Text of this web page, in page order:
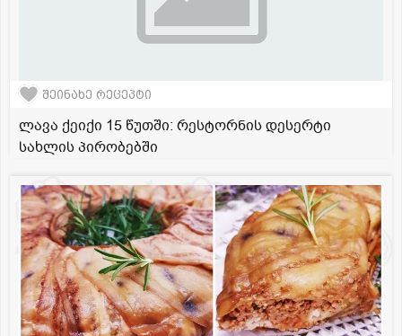
შეინახე რეცეპტი
ლავა ქეიქი 15 წუთში: რესტორნის დესერტი
სახლის პირობებში